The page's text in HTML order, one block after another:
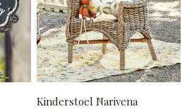
Kinderstoel Narivena